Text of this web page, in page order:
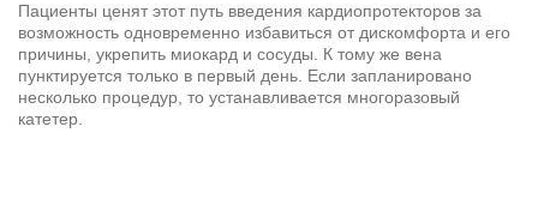
Пациенты ценят этот путь введения кардиопротекторов за
возможность одновременно избавиться от дискомфорта и его
причины, укрепить миокард и сосуды. К тому же вена
пунктируется только в первый день. Если запланировано
несколько процедур, то устанавливается многоразовый
катетер.